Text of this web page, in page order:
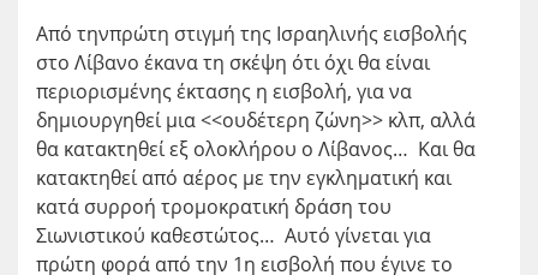
Από τηνπρώτη στιγμή της Ισραηλινής εισβολής
στο Λίβανο έκανα τη σκέψη ότι όχι θα είναι
περιορισμένης έκτασης η εισβολή, για να
δημιουργηθεί μια <<ουδέτερη ζώνη>> κλπ, αλλά
θα κατακτηθεί εξ ολοκλήρου ο Λίβανος… Και θα
κατακτηθεί από αέρος με την εγκληματική και
κατά συρροή τρομοκρατική δράση του
Σιωνιστικού καθεστώτος… Αυτό γίνεται για
πρώτη φορά από την 1η εισβολή που έγινε το